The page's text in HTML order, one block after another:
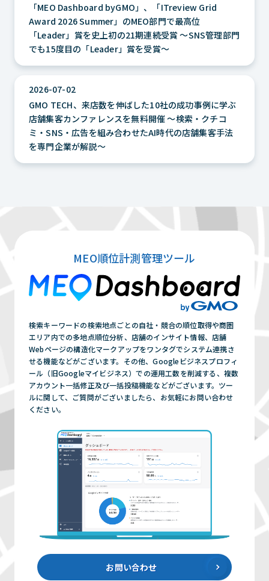
「MEO Dashboard byGMO」、「ITreview Grid
Award 2026 Summer」のMEO部門で最高位
「Leader」賞を史上初の21期連続受賞 ～SNS管理部門
でも15度目の「Leader」賞を受賞～
2026-07-02
GMO TECH、来店数を伸ばした10社の成功事例に学ぶ
店舗集客カンファレンスを無料開催 ～検索・クチコ
ミ・SNS・広告を組み合わせたAI時代の店舗集客手法
を専門企業が解説～
MEO順位計測管理ツール
検索キーワードの検索地点ごとの自社・競合の順位取得や商圏
エリア内での多地点順位分析、店舗のインサイト情報、店舗
Webページの構造化マークアップをワンタグでシステム連携さ
せる機能などがございます。その他、Googleビジネスプロフィ
ール（旧Googleマイビジネス）での運用工数を削減する、複数
アカウント一括修正及び一括投稿機能などがございます。ツー
ルに関して、ご質問がございましたら、お気軽にお問い合わせ
ください。
お問い合わせ